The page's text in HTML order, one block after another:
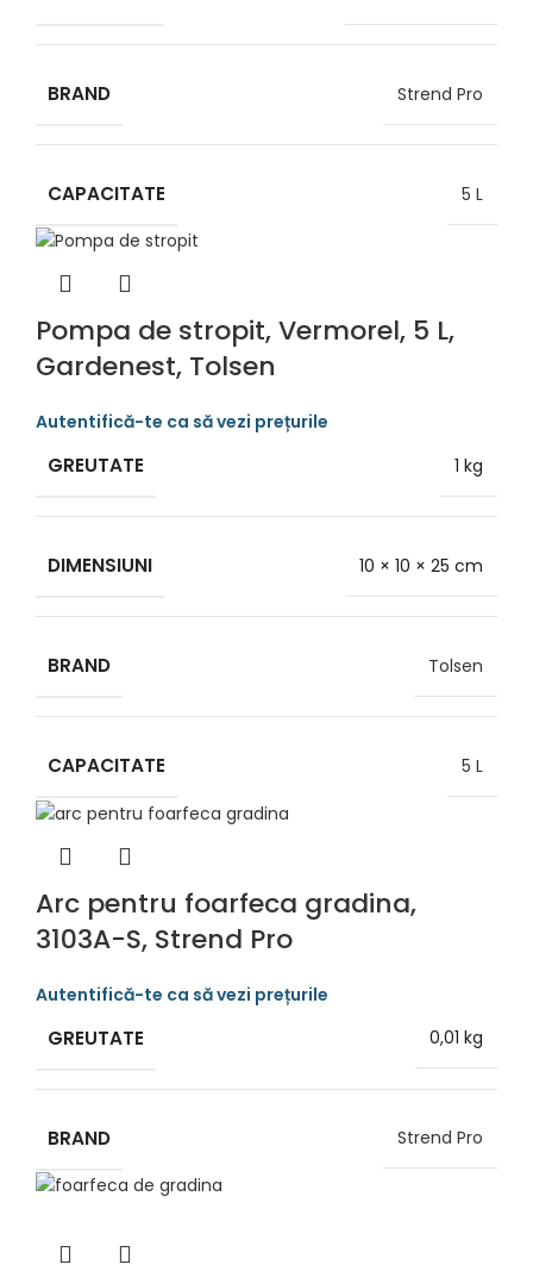
BRAND Strend Pro
CAPACITATE 5 L
Pompa de stropit, Vermorel, 5 L,
Gardenest, Tolsen
GREUTATE 1 kg
DIMENSIUNI 10 × 10 × 25 cm
BRAND Tolsen
CAPACITATE 5 L
Arc pentru foarfeca gradina,
3103A-S, Strend Pro
GREUTATE 0,01 kg
BRAND Strend Pro